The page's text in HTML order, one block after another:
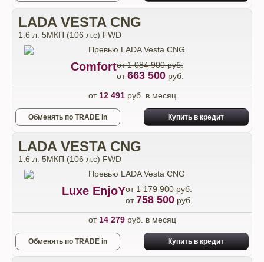
LADA VESTA CNG
1.6 л. 5МКП (106 л.с) FWD
Comfortот 1 084 900 руб.
от663 500 руб.
от 12 491руб. в месяц
Обменять по TRADE in Купить в кредит
LADA VESTA CNG
1.6 л. 5МКП (106 л.с) FWD
Luxe EnjoYот 1 179 900 руб.
от758 500 руб.
от 14 279руб. в месяц
Обменять по TRADE in Купить в кредит